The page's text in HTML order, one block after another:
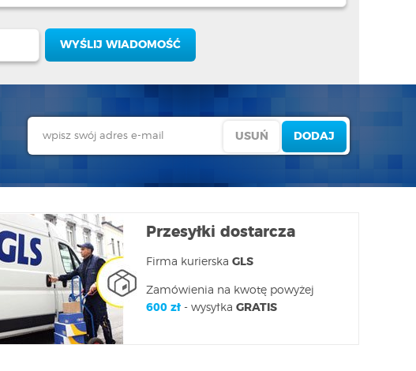
Przesyłki dostarcza
Firma kurierska GLS
Zamówienia na kwotę powyżej
600 zł- wysyłka GRATIS